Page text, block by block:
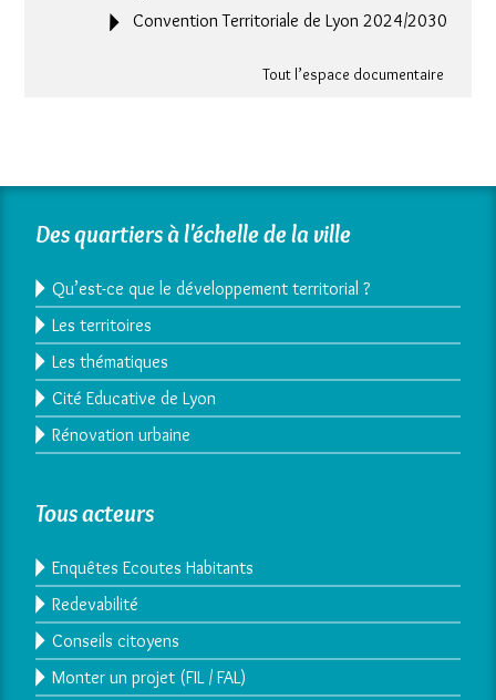
Convention Territoriale de Lyon 2024/2030
Tout l’espace documentaire
Des quartiers à l'échelle de la ville
Qu’est-ce que le développement territorial ?
Les territoires
Les thématiques
Cité Educative de Lyon
Rénovation urbaine
Tous acteurs
Enquêtes Ecoutes Habitants
Redevabilité
Conseils citoyens
Monter un projet (FIL / FAL)